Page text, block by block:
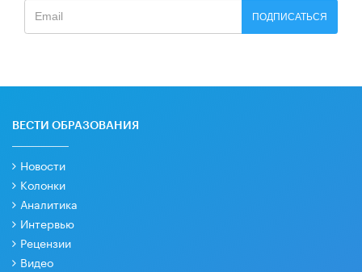
ПОДПИСАТЬСЯ
ВЕСТИ ОБРАЗОВАНИЯ
Новости
Колонки
Аналитика
Интервью
Рецензии
Видео